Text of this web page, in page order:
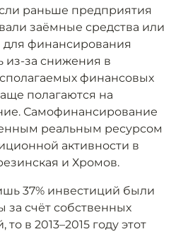
раньше предприятия
заёмные средства или
финансирования
из-за снижения в
финансовых
полагаются на
Самофинансирование
реальным ресурсом
активности в
и Хромов.
37% инвестиций были
счёт собственных
в 2013–2015 году этот